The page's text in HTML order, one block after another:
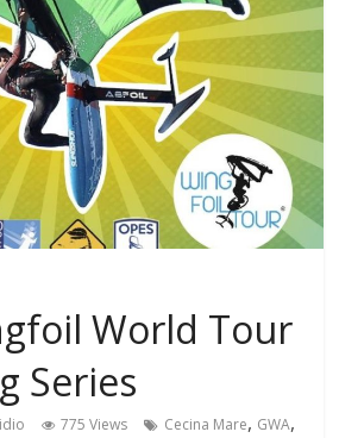
World Tour
Series
775 Views Cecina Mare, GWA,